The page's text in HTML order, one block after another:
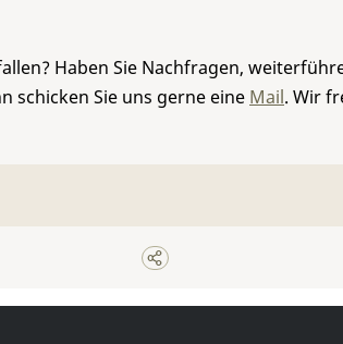
Haben Sie Nachfragen,
schicken Sie uns gerne eine Mail. Wir